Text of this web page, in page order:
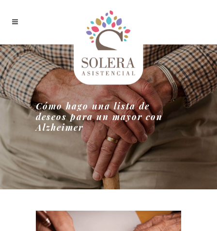
Cómo hago una lista de
deseos para un mayor con
Alzheimer